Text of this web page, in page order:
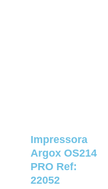
Impressora
Argox OS214
PRO Ref:
22052